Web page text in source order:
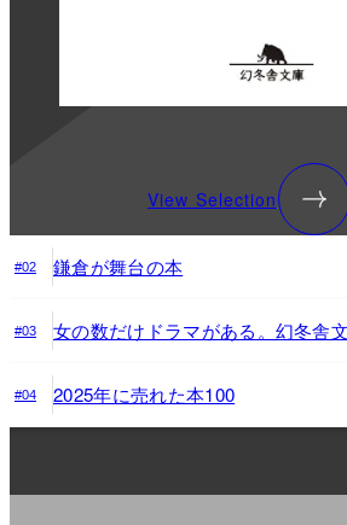
View Selection
#02 鎌倉が舞台の本
#03 女の数だけドラマがある。幻冬舎
#04 2025年に売れた本100